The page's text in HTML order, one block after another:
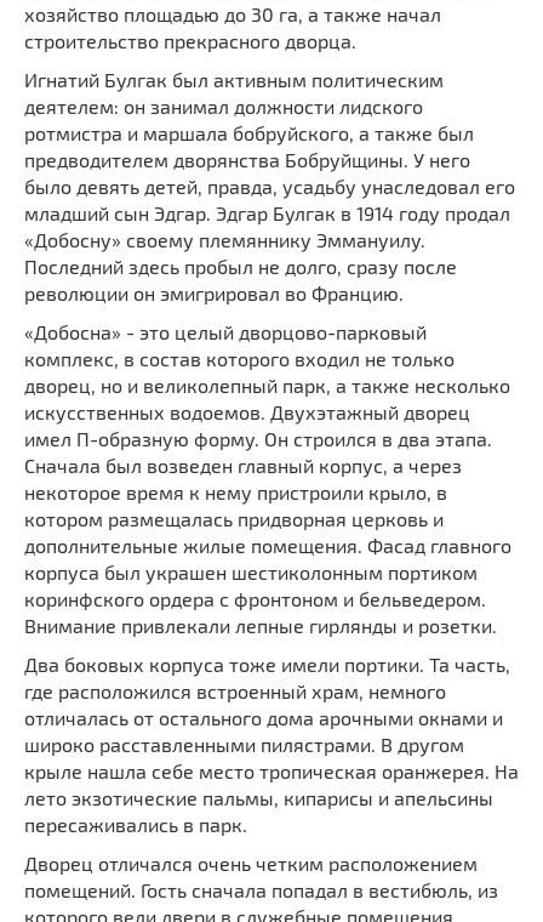
хозяйство площадью до 30 га, а также начал
строительство прекрасного дворца.
Игнатий Булгак был активным политическим
деятелем: он занимал должности лидского
ротмистра и маршала бобруйского, а также был
предводителем дворянства Бобруйщины. У него
было девять детей, правда, усадьбу унаследовал его
младший сын Эдгар. Эдгар Булгак в 1914 году продал
«Добосну» своему племяннику Эммануилу.
Последний здесь пробыл не долго, сразу после
революции он эмигрировал во Францию.
«Добосна» - это целый дворцово-парковый
комплекс, в состав которого входил не только
дворец, но и великолепный парк, а также несколько
искусственных водоемов. Двухэтажный дворец
имел П-образную форму. Он строился в два этапа.
Сначала был возведен главный корпус, а через
некоторое время к нему пристроили крыло, в
котором размещалась придворная церковь и
дополнительные жилые помещения. Фасад главного
корпуса был украшен шестиколонным портиком
коринфского ордера с фронтоном и бельведером.
Внимание привлекали лепные гирлянды и розетки.
Два боковых корпуса тоже имели портики. Та часть,
где расположился встроенный храм, немного
отличалась от остального дома арочными окнами и
широко расставленными пилястрами. В другом
крыле нашла себе место тропическая оранжерея. На
лето экзотические пальмы, кипарисы и апельсины
пересаживались в парк.
Дворец отличался очень четким расположением
помещений. Гость сначала попадал в вестибюль, из
которого вели двери в служебные помещения